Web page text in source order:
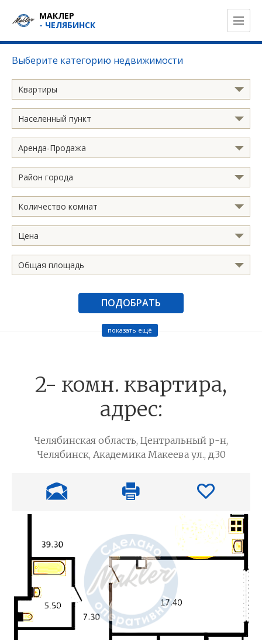
МАКЛЕР
- ЧЕЛЯБИНСК
Выберите категорию недвижимости
Квартиры
Населенный пункт
Аренда-Продажа
Район города
Количество комнат
Цена
Общая площадь
ПОДОБРАТЬ
показать ещё
2- комн. квартира,
адрес:
Челябинская область, Центральный р-н,
Челябинск, Академика Макеева ул., д.30